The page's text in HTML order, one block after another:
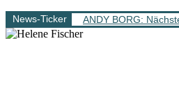
News-Ticker ANDY BORG: